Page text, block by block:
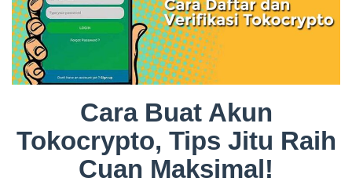
Cara Buat Akun
Tokocrypto, Tips Jitu Raih
Cuan Maksimal!